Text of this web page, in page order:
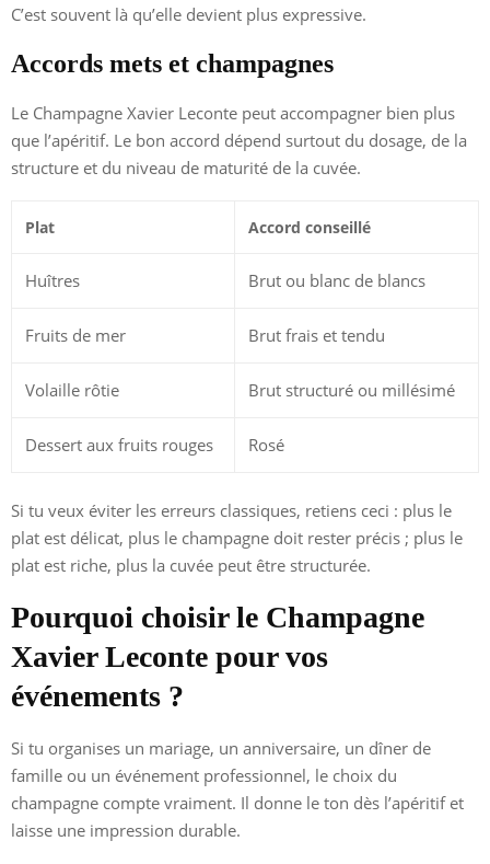
C’est souvent là qu’elle devient plus expressive.
Accords mets et champagnes
Le Champagne Xavier Leconte peut accompagner bien plus
que l’apéritif. Le bon accord dépend surtout du dosage, de la
structure et du niveau de maturité de la cuvée.
Plat Accord conseillé
Huîtres Brut ou blanc de blancs
Fruits de mer Brut frais et tendu
Volaille rôtie Brut structuré ou millésimé
Dessert aux fruits rouges Rosé
Si tu veux éviter les erreurs classiques, retiens ceci : plus le
plat est délicat, plus le champagne doit rester précis ; plus le
plat est riche, plus la cuvée peut être structurée.
Pourquoi choisir le Champagne
Xavier Leconte pour vos
événements ?
Si tu organises un mariage, un anniversaire, un dîner de
famille ou un événement professionnel, le choix du
champagne compte vraiment. Il donne le ton dès l’apéritif et
laisse une impression durable.